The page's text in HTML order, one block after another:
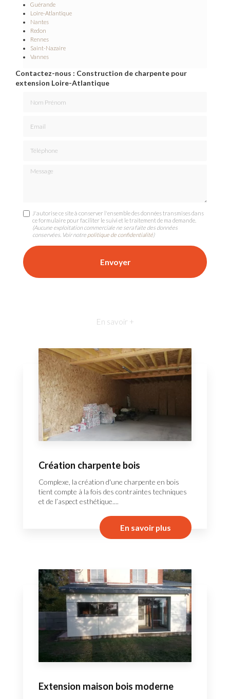
Guérande
Loire-Atlantique
Nantes
Redon
Rennes
Saint-Nazaire
Vannes
Contactez-nous : Construction de charpente pour
extension Loire-Atlantique
Message
J'autorise ce site à conserver l'ensemble des données transmises dans
ce formulaire pour faciliter le suivi et le traitement de ma demande.
(Aucune exploitation commerciale ne sera faite des données
conservées. Voir notre politique de confidentialité)
En savoir +
Création charpente bois
Complexe, la création d'une charpente en bois
tient compte à la fois des contraintes techniques
et de l’aspect esthétique....
En savoir plus
Extension maison bois moderne